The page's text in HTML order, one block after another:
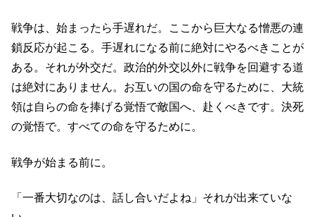
戦争は、始まったら手遅れだ。ここから巨大なる憎悪の連
鎖反応が起こる。手遅れになる前に絶対にやるべきことが
ある。それが外交だ。政治的外交以外に戦争を回避する道
は絶対にありません。お互いの国の命を守るために、大統
領は自らの命を捧げる覚悟で敵国へ、赴くべきです。決死
の覚悟で。すべての命を守るために。
戦争が始まる前に。
「一番大切なのは、話し合いだよね」それが出来ていな